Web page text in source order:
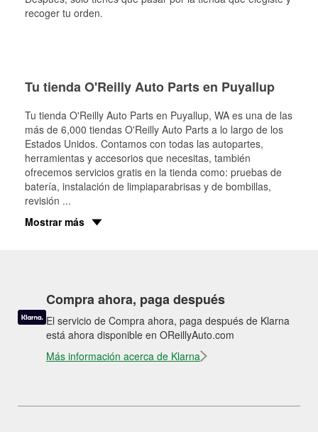
recoger tu orden.
Tu tienda O'Reilly Auto Parts en Puyallup
Tu tienda O'Reilly Auto Parts en Puyallup, WA es una de las
más de 6,000 tiendas O'Reilly Auto Parts a lo largo de los
Estados Unidos. Contamos con todas las autopartes,
herramientas y accesorios que necesitas, también
ofrecemos servicios gratis en la tienda como: pruebas de
batería, instalación de limpiaparabrisas y de bombillas,
revisión ...
Mostrar más
Compra ahora, paga después
El servicio de Compra ahora, paga después de Klarna
está ahora disponible en OReillyAuto.com
Más información acerca de Klarna